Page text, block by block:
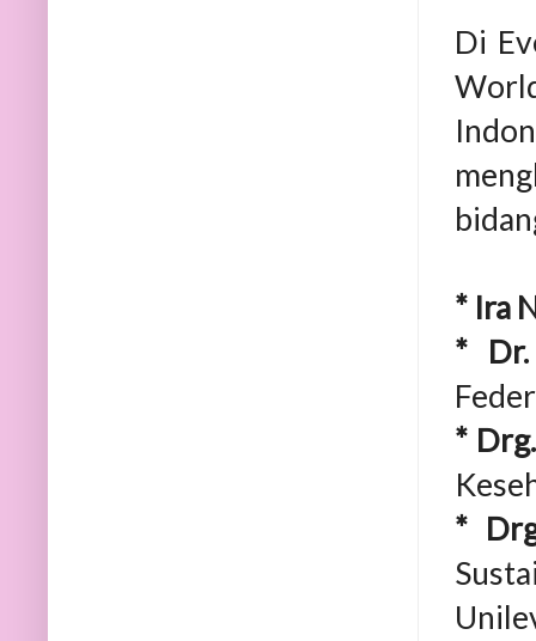
Di
* Ira
* Dr.
*
*